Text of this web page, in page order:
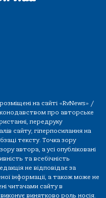
на сайті «RvNews» /
про авторське
передруку
сайту, гіперпосилання на
тексту. Точка зору
автора, а усі опубліковані
та всебічність
не відповідає за
інформації, а також може не
читачами сайту в
винятково роль носія.